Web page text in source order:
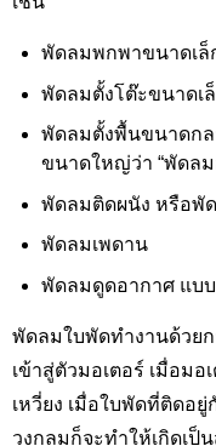
พัดลมพกพาขนาดเล็
พัดลมตั้งโต๊ะขนาดเ
พัดลมตั้งพื้นขนาดกล
ขนาดใหญ่ว่า “พัดล
พัดลมติดผนัง หรือพั
พัดลมเพดาน
พัดลมดูดอากาศ แบ
พัดลมใบพัดทำงานด้วย
เข้าสู่ตัวมอเตอร์ เมื่อม
เหวี่ยง เมื่อใบพัดที่ติดอ
วงกลมก็จะทำให้เกิดเป็